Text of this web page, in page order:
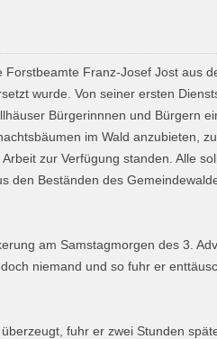
Forstbeamte Franz-Josef Jost aus
wurde. Von seiner ersten
Bürgerinnnen und Bürgern
im Wald anzubieten,
zur Verfügung standen. Alle
den Beständen des
am Samstagmorgen des 3.
niemand und so fuhr er
fuhr er zwei Stunden